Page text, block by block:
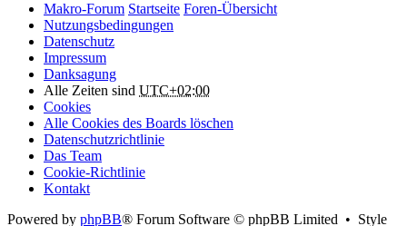
Makro-Forum Startseite Foren-Übersicht
Nutzungsbedingungen
Datenschutz
Impressum
Danksagung
Alle Zeiten sind UTC+02:00
Cookies
Alle Cookies des Boards löschen
Datenschutzrichtlinie
Das Team
Cookie-Richtlinie
Kontakt
Powered by phpBB® Forum Software © phpBB Limited • Style